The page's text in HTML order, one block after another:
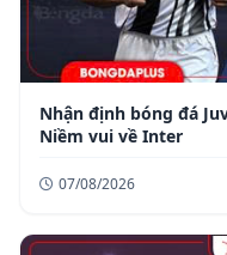
Nhận định bóng đá
Niềm vui về Inter
07/08/2026